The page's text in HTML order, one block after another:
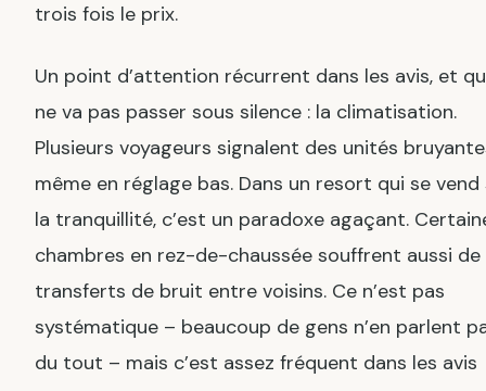
trois fois le prix.
Un point d’attention récurrent dans les avis, et
ne va pas passer sous silence : la climatisation.
Plusieurs voyageurs signalent des unités
même en réglage bas. Dans un resort qui se vend
la tranquillité, c’est un paradoxe agaçant.
chambres en rez-de-chaussée souffrent aussi de
transferts de bruit entre voisins. Ce n’est pas
systématique – beaucoup de gens n’en parlent
du tout – mais c’est assez fréquent dans les avis